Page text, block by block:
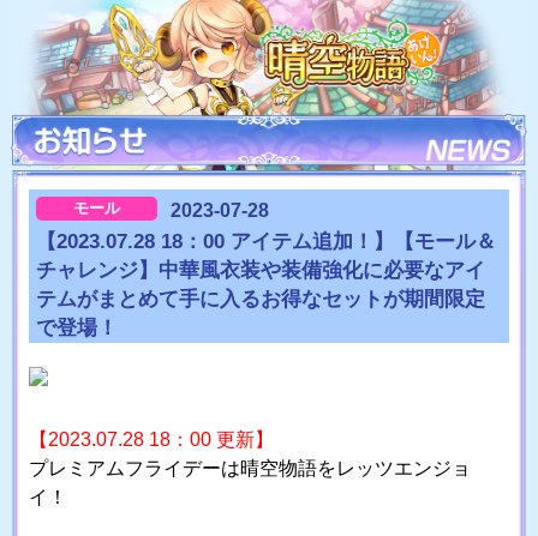
モール 2023-07-28
【2023.07.28 18：00 アイテム追加！】【モール＆
チャレンジ】中華風衣装や装備強化に必要なアイ
テムがまとめて手に入るお得なセットが期間限定
で登場！
【2023.07.28 18：00 更新】
プレミアムフライデーは晴空物語をレッツエンジョ
イ！